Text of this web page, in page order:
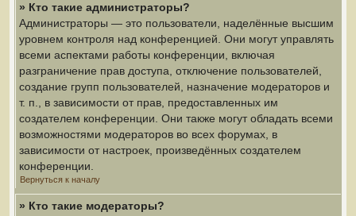
» Кто такие администраторы?
Администраторы — это пользователи, наделённые высшим
уровнем контроля над конференцией. Они могут управлять
всеми аспектами работы конференции, включая
разграничение прав доступа, отключение пользователей,
создание групп пользователей, назначение модераторов и
т. п., в зависимости от прав, предоставленных им
создателем конференции. Они также могут обладать всеми
возможностями модераторов во всех форумах, в
зависимости от настроек, произведённых создателем
конференции.
Вернуться к началу
» Кто такие модераторы?